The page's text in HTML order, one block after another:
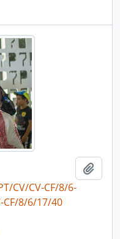
CV/CV-CF/8/6-
CF/8/6/17/40